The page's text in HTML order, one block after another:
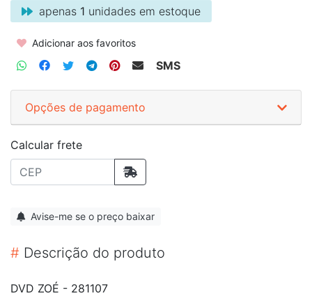
apenas 1 unidades em estoque
Adicionar aos favoritos
SMS
Opções de pagamento
Calcular frete
Avise-me se o preço baixar
# Descrição do produto
DVD ZOÉ - 281107